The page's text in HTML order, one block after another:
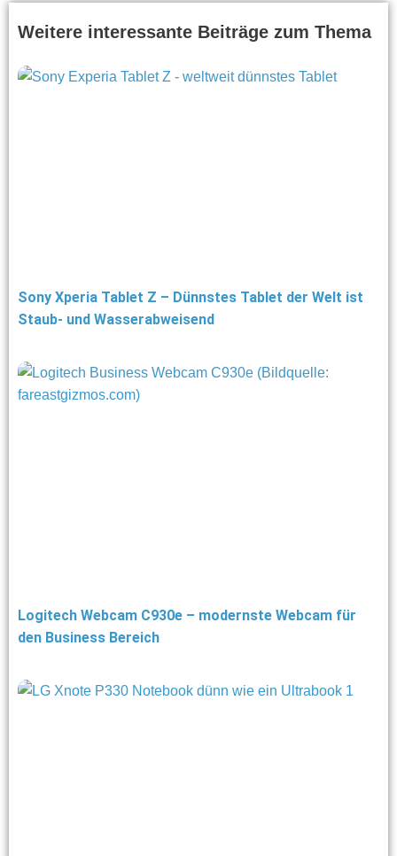
Weitere interessante Beiträge zum Thema
Sony Xperia Tablet Z – Dünnstes Tablet der Welt ist
Staub- und Wasserabweisend
Logitech Webcam C930e – modernste Webcam für
den Business Bereich